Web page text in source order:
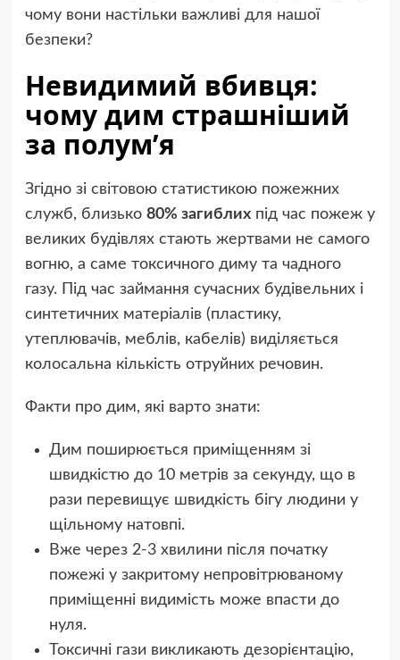
чому вони настільки важливі для нашої
безпеки?
Невидимий вбивця:
чому дим страшніший
за полум’я
Згідно зі світовою статистикою пожежних
служб, близько 80% загиблихпід час пожеж у
великих будівлях стають жертвами не самого
вогню, а саме токсичного диму та чадного
газу. Під час займання сучасних будівельних і
синтетичних матеріалів (пластику,
утеплювачів, меблів, кабелів) виділяється
колосальна кількість отруйних речовин.
Факти про дим, які варто знати:
Дим поширюється приміщенням зі
швидкістю до 10 метрів за секунду, що в
рази перевищує швидкість бігу людини у
щільному натовпі.
Вже через 2-3 хвилини після початку
пожежі у закритому непровітрюваному
приміщенні видимість може впасти до
нуля.
Токсичні гази викликають дезорієнтацію,